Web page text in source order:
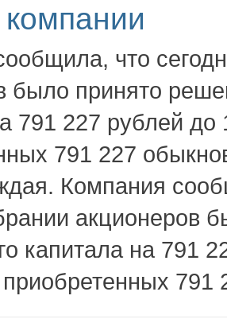
что
было принято
791 227 рублей
791 227
Компания
акционеров
капитала на 791